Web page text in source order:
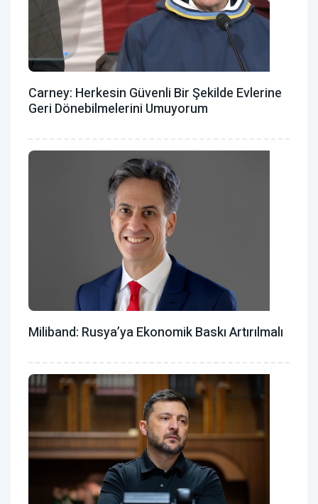
Carney: Herkesin Güvenli Bir Şekilde Evlerine
Geri Dönebilmelerini Umuyorum
Miliband: Rusya’ya Ekonomik Baskı Artırılmalı